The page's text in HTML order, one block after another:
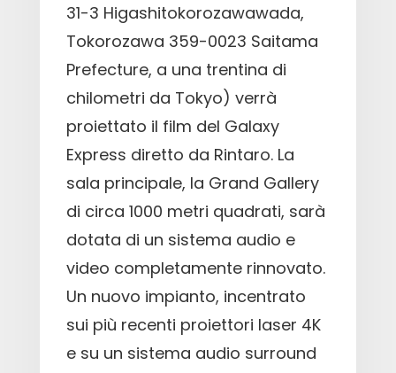
31-3 Higashitokorozawawada,
Tokorozawa 359-0023 Saitama
Prefecture, a una trentina di
chilometri da Tokyo) verrà
proiettato il film del Galaxy
Express diretto da Rintaro. La
sala principale, la Grand Gallery
di circa 1000 metri quadrati, sarà
dotata di un sistema audio e
video completamente rinnovato.
Un nuovo impianto, incentrato
sui più recenti proiettori laser 4K
e su un sistema audio surround